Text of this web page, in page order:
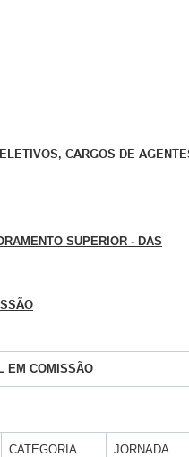
CARGOS DE
SUPERIOR - DAS
EM COMISSÃO
CATEGORIA JORNADA